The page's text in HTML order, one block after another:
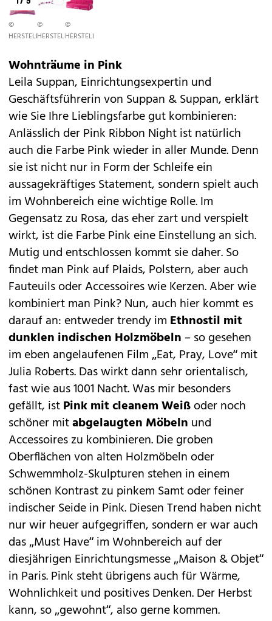
©
HERSTELLER
©
HERSTELLER
©
HERSTELLER
Wohnträume in Pink
Leila Suppan, Einrichtungsexpertin und
Geschäftsführerin von Suppan & Suppan, erklärt
wie Sie Ihre Lieblingsfarbe gut kombinieren:
Anlässlich der Pink Ribbon Night ist natürlich
auch die Farbe Pink wieder in aller Munde. Denn
sie ist nicht nur in Form der Schleife ein
aussagekräftiges Statement, sondern spielt auch
im Wohnbereich eine wichtige Rolle. Im
Gegensatz zu Rosa, das eher zart und verspielt
wirkt, ist die Farbe Pink eine Einstellung an sich.
Mutig und entschlossen kommt sie daher. So
findet man Pink auf Plaids, Polstern, aber auch
Fauteuils oder Accessoires wie Kerzen. Aber wie
kombiniert man Pink? Nun, auch hier kommt es
darauf an: entweder trendy im Ethnostil mit
dunklen indischen Holzmöbeln– so gesehen
im eben angelaufenen Film „Eat, Pray, Love“ mit
Julia Roberts. Das wirkt dann sehr orientalisch,
fast wie aus 1001 Nacht. Was mir besonders
gefällt, istPink mit cleanem Weißoder noch
schöner mitabgelaugten Möbeln und
Accessoires zu kombinieren. Die groben
Oberflächen von alten Holzmöbeln oder
Schwemmholz-Skulpturen stehen in einem
schönen Kontrast zu pinkem Samt oder feiner
indischer Seide in Pink. Diesen Trend haben nicht
nur wir heuer aufgegriffen, sondern er war auch
das „Must Have“ im Wohnbereich auf der
diesjährigen Einrichtungsmesse „Maison & Objet“
in Paris. Pink steht übrigens auch für Wärme,
Wohnlichkeit und positives Denken. Der Herbst
kann, so „gewohnt“, also gerne kommen.